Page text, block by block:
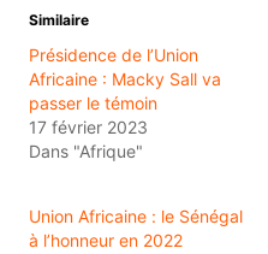
Similaire
Présidence de l’Union
Africaine : Macky Sall va
passer le témoin
17 février 2023
Dans "Afrique"
Union Africaine : le Sénégal
à l’honneur en 2022